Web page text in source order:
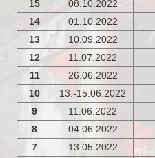
15
08.10.2022
14
01.10.2022
13
10.09.2022
12
11.07.2022
11
26.06.2022
10
13.-15.06.2022
9
11.06.2022
8
04.06.2022
7
13.05.2022